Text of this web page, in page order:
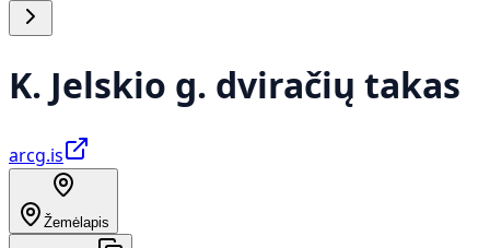
K. Jelskio g. dviračių takas
arcg.is
Žemėlapis